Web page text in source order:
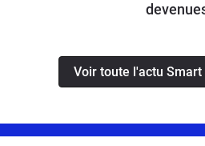
Voir toute l'actu Smart